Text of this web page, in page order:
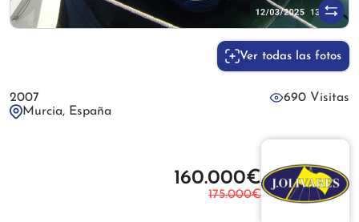
Ver todas las fotos
2007
690 Visitas
Murcia, España
160.000€
175.000€